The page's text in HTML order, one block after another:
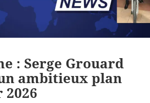
: Serge Grouard
ambitieux plan